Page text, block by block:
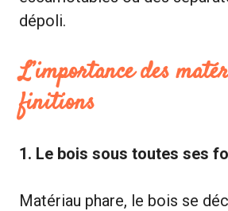
dépoli.
L’importance des
finitions
1. Le bois sous toutes ses
Matériau phare, le bois se